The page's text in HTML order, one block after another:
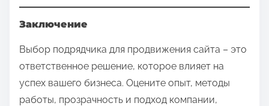
Заключение
Выбор подрядчика для продвижения сайта – это
ответственное решение, которое влияет на
успех вашего бизнеса. Оцените опыт, методы
работы, прозрачность и подход компании,